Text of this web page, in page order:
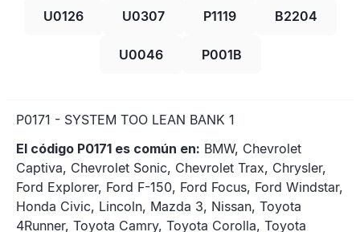
U0126 U0307 P1119 B2204
U0046 P001B
P0171 - SYSTEM TOO LEAN BANK 1
El código P0171 es común en: BMW, Chevrolet
Captiva, Chevrolet Sonic, Chevrolet Trax, Chrysler,
Ford Explorer, Ford F-150, Ford Focus, Ford Windstar,
Honda Civic, Lincoln, Mazda 3, Nissan, Toyota
4Runner, Toyota Camry, Toyota Corolla, Toyota